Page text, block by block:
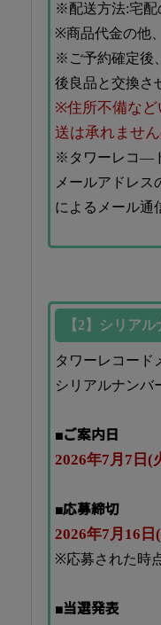
※配送方法:宅配
※商品代金の他
※ご予約確定後
後良品と交換さ
※住所不備など
送は承れませ
※タワーレコ―
メールアドレ
によるメール通
【2】シリア
タワーレコード
シリアルナンバ
■ご案内日
2026年7月7日(
■応募締切
2026年7月16
※応募された時
■当選発表